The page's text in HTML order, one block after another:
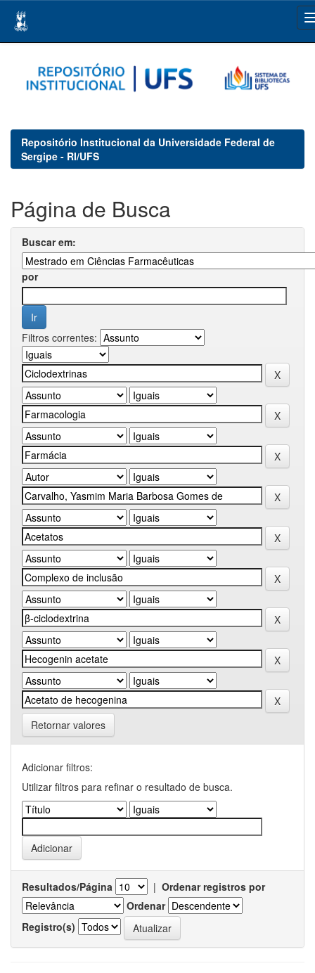
navigation
Repositório Institucional da Universidade Federal de
Sergipe - RI/UFS
Página de Busca
Buscar em:
por
Filtros correntes:
Retornar valores
Adicionar filtros:
Utilizar filtros para refinar o resultado de busca.
Resultados/Página | Ordenar registros por
Ordenar
Registro(s)